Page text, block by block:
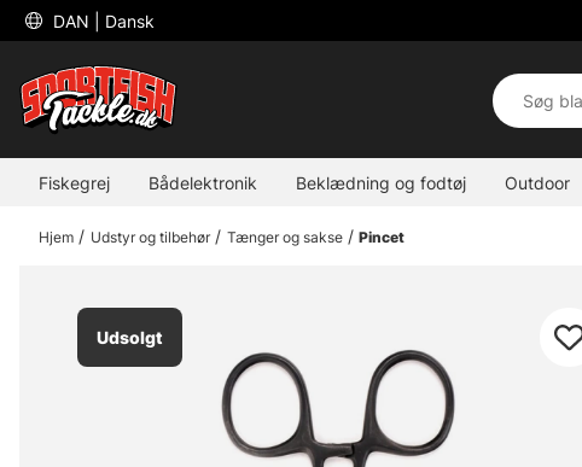
DAN | Dansk
Fiskegrej Bådelektronik Beklædning og fodtøj Outdoor
Hjem Udstyr og tilbehør Tænger og sakse Pincet
Udsolgt